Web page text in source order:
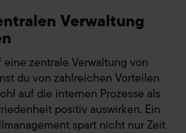
Verwaltung
zentrale Verwaltung von
du von zahlreichen Vorteilen
auf die internen Prozesse als
positiv auswirken. Ein
spart nicht nur Zeit